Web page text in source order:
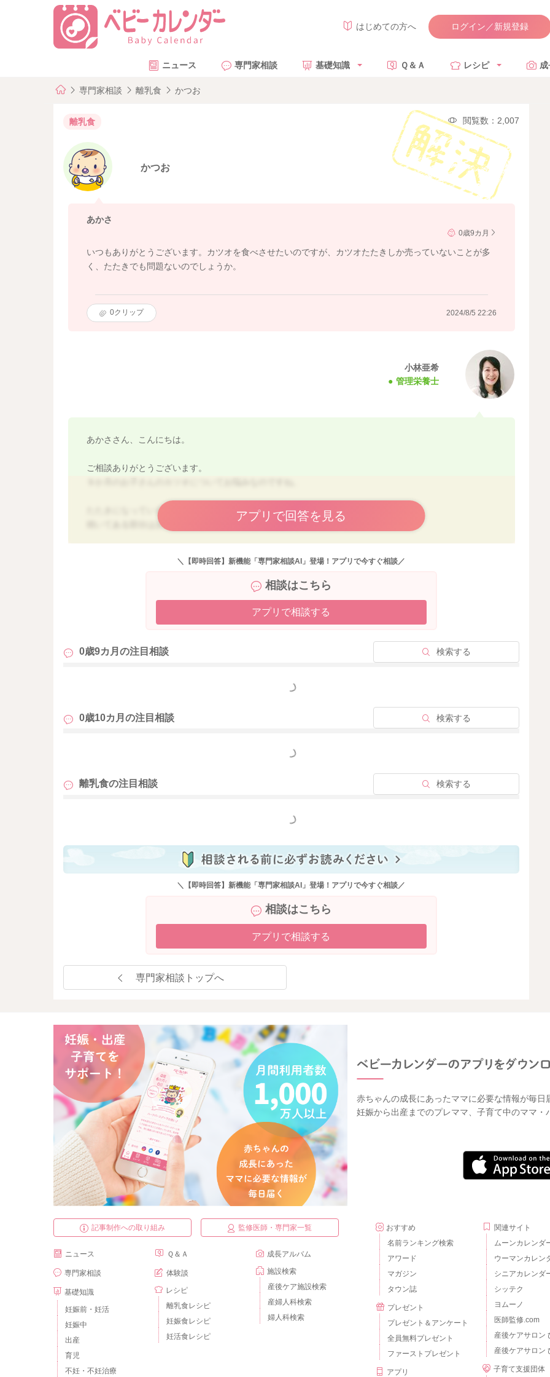
はじめての方へ ログイン／新規登録
ニュース 専門家相談 基礎知識 Ｑ＆Ａ レシピ
専門家相談 離乳食 かつお
離乳食 閲覧数：2,007
かつお
あかさ
0歳9カ月
いつもありがとうございます。カツオを食べさせたいのですが、カツオたたきしか売っていないことが多
く、たたきでも問題ないのでしょうか。
0クリップ 2024/8/5 22:26
小林亜希
管理栄養士
あかささん、こんにちは。
ご相談ありがとうございます。
たたきになっているものであれば手に入るとのことですね。
焼いてある部分はお子さんには噛み切りにくい状態になるかと思います。
アプリで回答を見る
＼【即時回答】新機能「専門家相談AI」登場！アプリで今すぐ相談／
相談はこちら
アプリで相談する
0歳9カ月の注目相談 検索する
もっと見る
0歳10カ月の注目相談 検索する
もっと見る
離乳食の注目相談 検索する
もっと見る
＼【即時回答】新機能「専門家相談AI」登場！アプリで今すぐ相談／
相談はこちら
アプリで相談する
専門家相談トップへ
赤ちゃんの成長にあったママに必要な情報が毎日
妊娠から出産までのプレママ、子育て中のママ
記事制作への取り組み 監修医師・専門家一覧
ニュース
専門家相談
基礎知識
妊娠前・妊活
妊娠中
出産
育児
不妊・不妊治療
Ｑ＆Ａ
体験談
レシピ
離乳食レシピ
妊娠食レシピ
妊活食レシピ
成長アルバム
施設検索
産後ケア施設検索
産婦人科検索
婦人科検索
おすすめ
名前ランキング検索
アワード
マガジン
タウン誌
プレゼント
プレゼント＆アンケート
全員無料プレゼント
ファーストプレゼント
アプリ
関連サイト
ムーンカレンダ
ウーマンカレン
シニアカレンダ
シッテク
ヨムーノ
医師監修.com
産後ケアサロン
産後ケアサロン
子育て支援団体